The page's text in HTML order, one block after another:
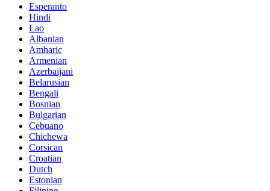
Esperanto
Hindi
Lao
Albanian
Amharic
Armenian
Azerbaijani
Belarusian
Bengali
Bosnian
Bulgarian
Cebuano
Chichewa
Corsican
Croatian
Dutch
Estonian